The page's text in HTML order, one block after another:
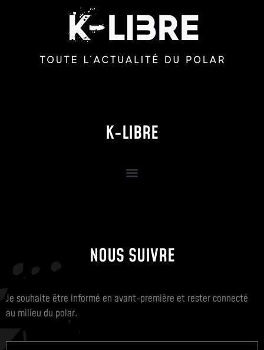
K-LIBRE
NOUS SUIVRE
Je souhaite être informé en avant-première et rester connecté
au milieu du polar.